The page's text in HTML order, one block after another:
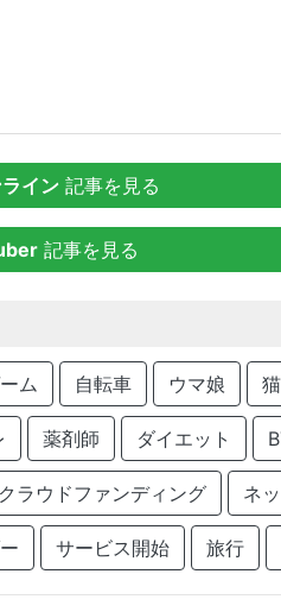
イン 記事を見る
記事を見る
ム 自転車 ウマ娘 猫
薬剤師 ダイエット
クラウドファンディング ネ
サービス開始 旅行